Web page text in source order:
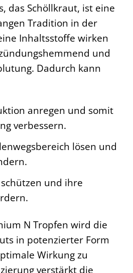
das Schöllkraut, ist eine
Tradition in der
Inhaltsstoffe wirken
und
Dadurch kann
anregen und somit
verbessern.
lösen und
und ihre
N Tropfen wird die
in potenzierter Form
Wirkung zu
verstärkt die